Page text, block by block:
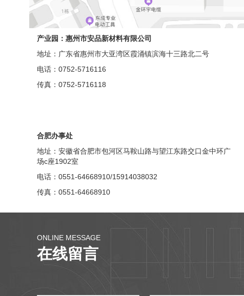
产业园：惠州市安品新材料有限公司
地址：广东省惠州市大亚湾区霞涌镇滨海十三路北二号
电话：0752-5716116
传真：0752-5716118
合肥办事处
地址：安徽省合肥市包河区马鞍山路与望江东路交口金中环广
场c座1902室
电话：0551-64668910/15914038032
传真：0551-64668910
ONLINE MESSAGE
在线留言